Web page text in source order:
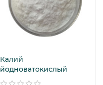
Калий
йодноватокислый